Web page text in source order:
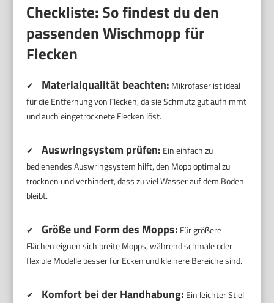
Checkliste: So findest du den
passenden Wischmopp für
Flecken
✔ Materialqualität beachten: Mikrofaser ist ideal
für die Entfernung von Flecken, da sie Schmutz gut aufnimmt
und auch eingetrocknete Flecken löst.
✔ Auswringsystem prüfen: Ein einfach zu
bedienendes Auswringsystem hilft, den Mopp optimal zu
trocknen und verhindert, dass zu viel Wasser auf dem Boden
bleibt.
✔ Größe und Form des Mopps: Für größere
Flächen eignen sich breite Mopps, während schmale oder
flexible Modelle besser für Ecken und kleinere Bereiche sind.
✔ Komfort bei der Handhabung: Ein leichter Stiel